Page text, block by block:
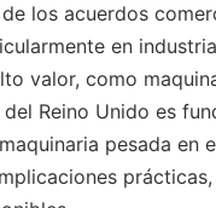
los acuerdos
en
valor, como
Reino Unido es
pesada en